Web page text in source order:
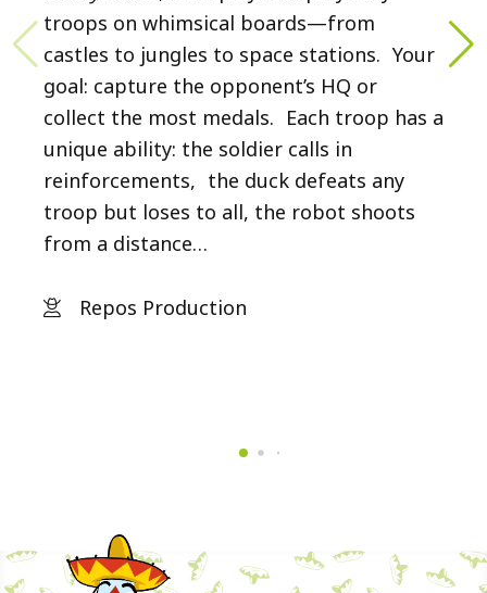
troops on whimsical boards—from
castles to jungles to space stations. Your
goal: capture the opponent’s HQ or
collect the most medals. Each troop has a
unique ability: the soldier calls in
reinforcements, the duck defeats any
troop but loses to all, the robot shoots
from a distance…
Repos Production